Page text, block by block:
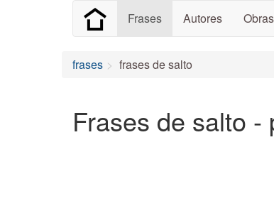
Frases Autores Obras
frases frases de salto
Frases de salto -